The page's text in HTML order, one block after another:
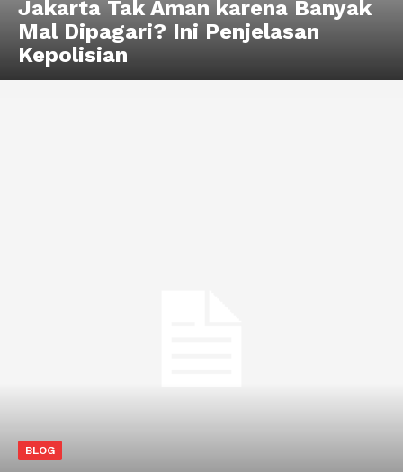
Jakarta Tak Aman karena Banyak
Mal Dipagari? Ini Penjelasan
Kepolisian
BLOG